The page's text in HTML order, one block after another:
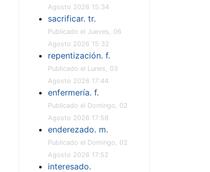
Agosto 2026 15:34
sacrificar. tr.
Publicado el Jueves, 06
Agosto 2026 15:32
repentización. f.
Publicado el Lunes, 03
Agosto 2026 17:44
enfermería. f.
Publicado el Domingo, 02
Agosto 2026 17:58
enderezado. m.
Publicado el Domingo, 02
Agosto 2026 17:52
interesado.